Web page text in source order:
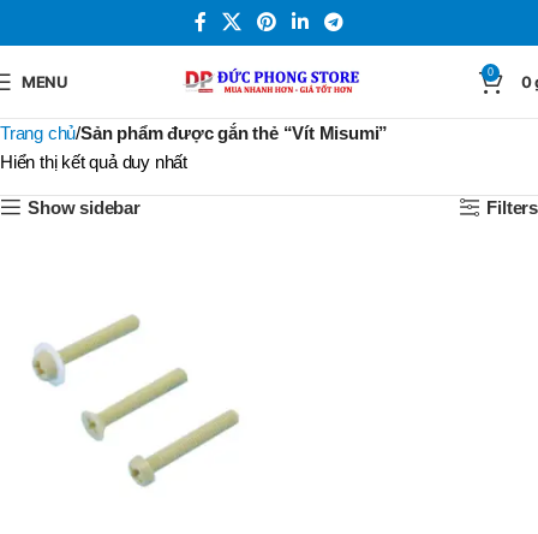
MENU 0 0
Trang chủ Sản phẩm được gắn thẻ “Vít Misumi”
Hiển thị kết quả duy nhất
Show sidebar Filters